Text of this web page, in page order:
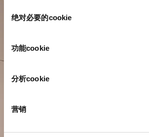
绝对必要的cookie
功能cookie
分析cookie
营销